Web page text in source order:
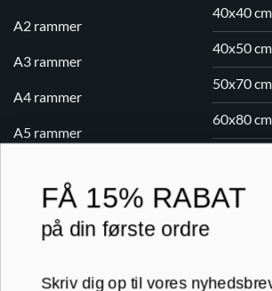
A2 rammer
A3 rammer
A4 rammer
A5 rammer
40x40 cm
40x50 cm
50x70 cm
60x80 cm
Printogrammer.dk · Navervej 21 · 8382
(+45) 8844 1630 ·
© 2026 Printogrammer.dk
FÅ 15% RABAT
på din første ordre
Skriv dig op til vores